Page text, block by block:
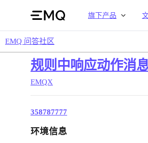
旗下产品
EMQ 问答社区
规则中响应动作消
EMQX
358787777
环境信息